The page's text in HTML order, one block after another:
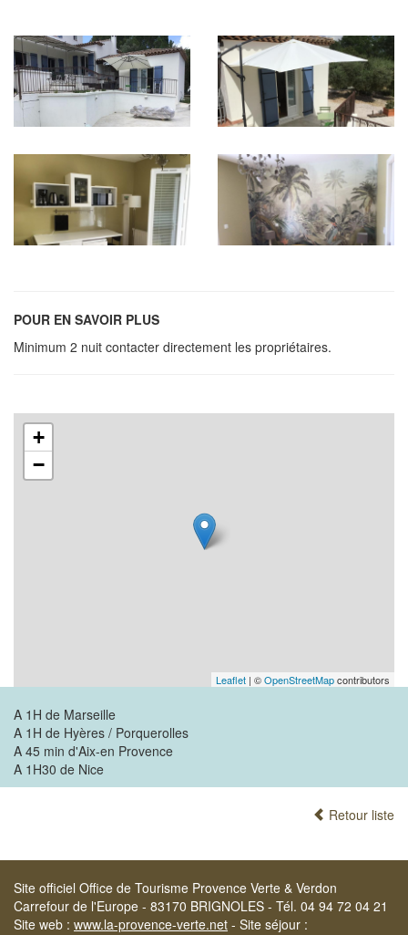
POUR EN SAVOIR PLUS
Minimum 2 nuit contacter directement les propriétaires.
+
−
Leaflet | ©OpenStreetMapcontributors
A 1H de Marseille
A 1H de Hyères / Porquerolles
A 45 min d'Aix-en Provence
A 1H30 de Nice
Retour liste
Site officiel Office de Tourisme Provence Verte & Verdon
Carrefour de l'Europe - 83170 BRIGNOLES - Tél. 04 94 72 04 21
Site web : www.la-provence-verte.net - Site séjour :